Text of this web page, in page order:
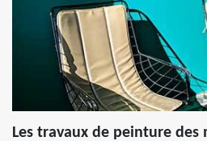
Les travaux de peinture